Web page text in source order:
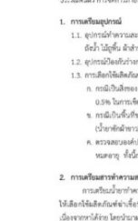
งบแสดงฐานะการคลัง
งบแสดงฐานะการ
ติดต่อหน่วยงาน
Amante